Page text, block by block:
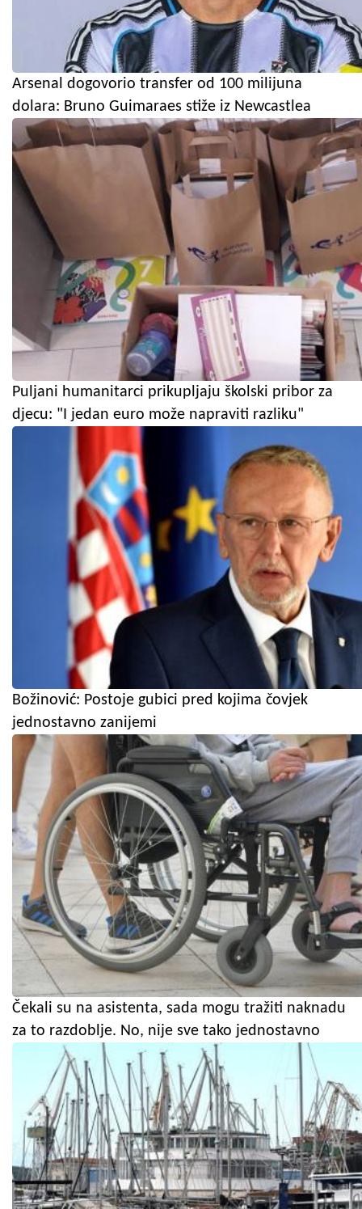
Arsenal dogovorio transfer od 100 milijuna
dolara: Bruno Guimaraes stiže iz Newcastlea
Puljani humanitarci prikupljaju školski pribor za
djecu: "I jedan euro može napraviti razliku"
Božinović: Postoje gubici pred kojima čovjek
jednostavno zanijemi
Čekali su na asistenta, sada mogu tražiti naknadu
za to razdoblje. No, nije sve tako jednostavno